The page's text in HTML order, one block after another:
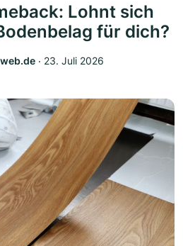
Lohnt sich
für dich?
‧ 23. Juli 2026